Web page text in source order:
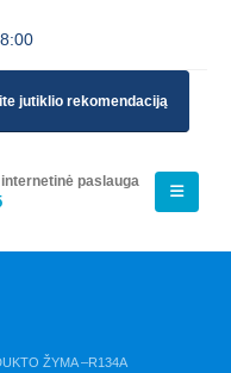
jutiklio rekomendaciją
paslauga
ŽYMA –R134A